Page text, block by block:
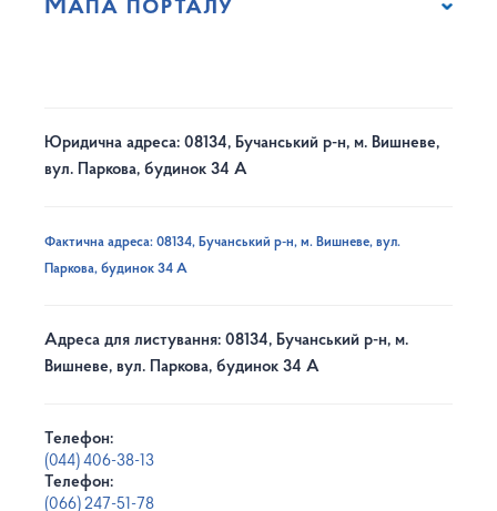
Мапа порталу
Юридична адреса: 08134, Бучанський р-н, м. Вишневе,
вул. Паркова, будинок 34 А
Фактична адреса: 08134, Бучанський р-н, м. Вишневе, вул.
Паркова, будинок 34 А
Адреса для листування: 08134, Бучанський р-н, м.
Вишневе, вул. Паркова, будинок 34 А
Телефон:
(044) 406-38-13
Телефон:
(066) 247-51-78